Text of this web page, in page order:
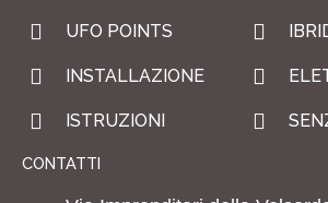
UFO POINTS
INSTALLAZIONE
ISTRUZIONI
CONTATTI